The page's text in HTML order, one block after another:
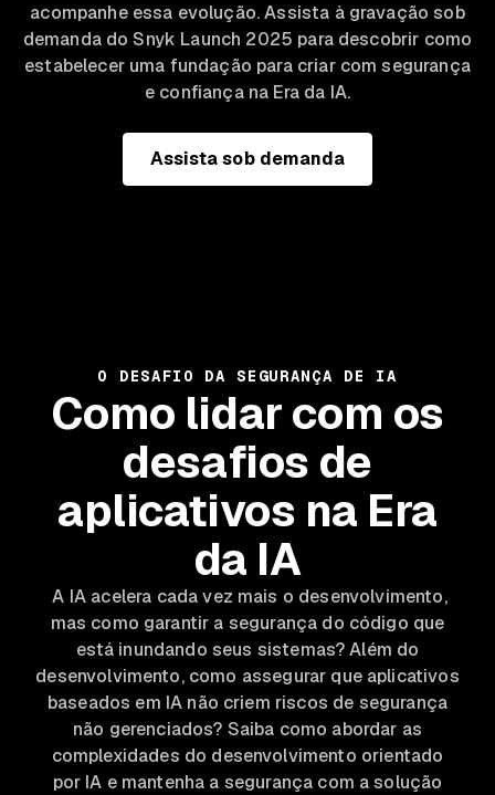
acompanhe essa evolução. Assista à gravação sob
demanda do Snyk Launch 2025 para descobrir como
estabelecer uma fundação para criar com segurança
e confiança na Era da IA.
Assista sob demanda
O DESAFIO DA SEGURANÇA DE IA
Como lidar com os
desafios de
aplicativos na Era
da IA
A IA acelera cada vez mais o desenvolvimento,
mas como garantir a segurança do código que
está inundando seus sistemas? Além do
desenvolvimento, como assegurar que aplicativos
baseados em IA não criem riscos de segurança
não gerenciados? Saiba como abordar as
complexidades do desenvolvimento orientado
por IA e mantenha a segurança com a solução